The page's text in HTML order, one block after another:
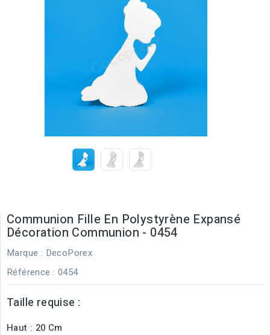
Communion Fille En Polystyrène Expansé
Décoration Communion - 0454
Marque : DecoPorex
Référence : 0454
Taille requise :
Haut : 20 Cm